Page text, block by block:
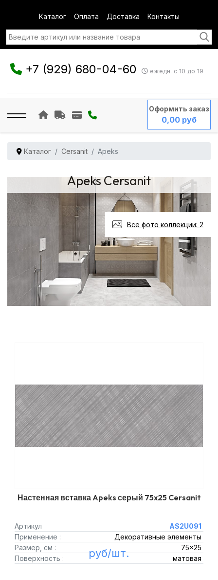
Каталог Оплата Доставка Контакты
+7 (929) 680-04-60 ежедн. с 10 до 19
Оформить заказ
0,00 руб
Каталог Cersanit Apeks
Apeks Cersanit
Все фото коллекции: 2
Настенная вставка Apeks серый 75x25 Cersanit
Артикул
AS2U091
Применение :
Декоративные элементы
Размер, см :
75x25
Поверхность :
матовая
руб/шт.